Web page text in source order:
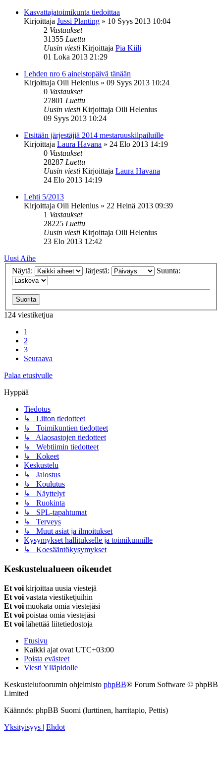
Kasvattajatoimikunta tiedoittaa
Kirjoittaja Jussi Planting » 10 Syys 2013 10:04
2 Vastaukset
31355 Luettu
Uusin viesti Kirjoittaja Pia Kiili
01 Loka 2013 21:29
Lehden nro 6 aineistopäivä tänään
Kirjoittaja Oili Helenius » 09 Syys 2013 10:24
0 Vastaukset
27801 Luettu
Uusin viesti Kirjoittaja Oili Helenius
09 Syys 2013 10:24
Etsitään järjestäjiä 2014 mestaruuskilpailuille
Kirjoittaja Laura Havana » 24 Elo 2013 14:19
0 Vastaukset
28287 Luettu
Uusin viesti Kirjoittaja Laura Havana
24 Elo 2013 14:19
Lehti 5/2013
Kirjoittaja Oili Helenius » 22 Heinä 2013 09:39
1 Vastaukset
28225 Luettu
Uusin viesti Kirjoittaja Oili Helenius
23 Elo 2013 12:42
Uusi Aihe
Näytä:
Järjestä: Suunta:
124 viestiketjua
1
2
3
Seuraava
Palaa etusivulle
Hyppää
Tiedotus
↳ Liiton tiedotteet
↳ Toimikuntien tiedotteet
↳ Alaosastojen tiedotteet
↳ Webtiimin tiedotteet
↳ Kokeet
Keskustelu
↳ Jalostus
↳ Koulutus
↳ Näyttelyt
↳ Ruokinta
↳ SPL-tapahtumat
↳ Terveys
↳ Muut asiat ja ilmoitukset
Kysymykset hallitukselle ja toimikunnille
↳ Koesääntökysymykset
Keskustelualueen oikeudet
Et voi kirjoittaa uusia viestejä
Et voi vastata viestiketjuihin
Et voi muokata omia viestejäsi
Et voi poistaa omia viestejäsi
Et voi lähettää liitetiedostoja
Etusivu
Kaikki ajat ovat UTC+03:00
Poista evästeet
Viesti Ylläpidolle
Keskustelufoorumin ohjelmisto phpBB® Forum Software © phpBB
Limited
Käännös: phpBB Suomi (lurttinen, harritapio, Pettis)
Yksityisyys | Ehdot